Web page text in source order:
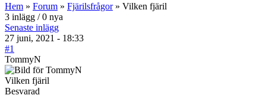
Hem » Forum » Fjärilsfrågor» Vilken fjäril
3 inlägg / 0 nya
Senaste inlägg
27 juni, 2021 - 18:33
#1
TommyN
Vilken fjäril
Besvarad